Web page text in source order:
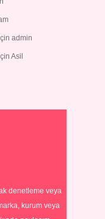
admin
Asil
denetleme veya
kurum veya